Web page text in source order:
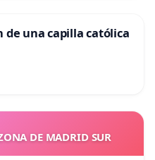
de una capilla católica
DE MADRID SUR